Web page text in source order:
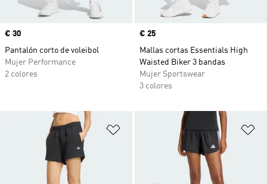
Precio
€ 30
Pantalón corto de voleibol
Mujer Performance
2 colores
Precio
€ 25
Mallas cortas Essentials High
Waisted Biker 3 bandas
Mujer Sportswear
3 colores
Añadir a la lista de deseos